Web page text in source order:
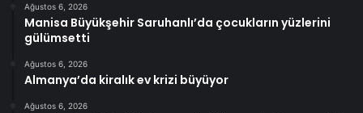
Ağustos 6, 2026
Manisa Büyükşehir Saruhanlı’da çocukların yüzlerini
gülümsetti
Ağustos 6, 2026
Almanya’da kiralık ev krizi büyüyor
Ağustos 6, 2026